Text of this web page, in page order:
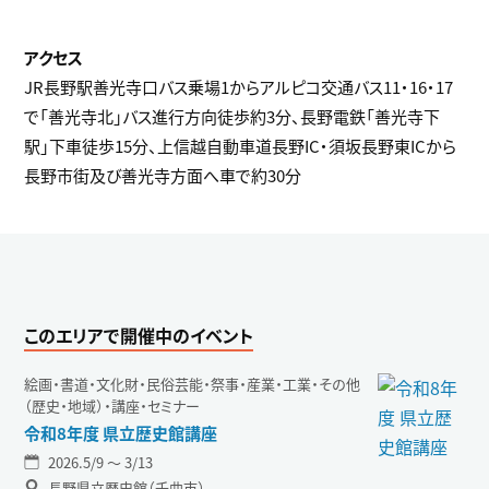
JR長野駅善光寺口バス乗場1からアルピコ交通バス11・16・17
で「善光寺北」バス進行方向徒歩約3分、長野電鉄「善光寺下
駅」下車徒歩15分、上信越自動車道長野IC・須坂長野東ICから
長野市街及び善光寺方面へ車で約30分
このエリアで開催中のイベント
絵画・書道・文化財・民俗芸能・祭事・産業・工業・その他
（歴史・地域）・講座・セミナー
令和8年度 県立歴史館講座
2026.5/9 〜 3/13